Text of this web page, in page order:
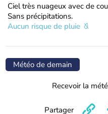
Ciel très nuageux avec de
Sans précipitations.
Aucun risque de pluie
Météo de demain
Recevoir la
Partager